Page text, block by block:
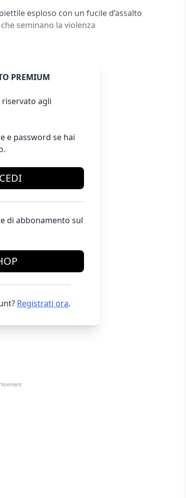
esploso con un fucile d’assalto
seminano la violenza
PREMIUM
agli
e password se hai
di abbonamento sul
Registrati ora.